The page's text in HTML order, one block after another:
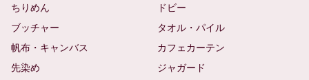
ちりめん
ドビー
ブッチャー
タオル・パイル
帆布・キャンバス
カフェカーテン
先染め
ジャガード